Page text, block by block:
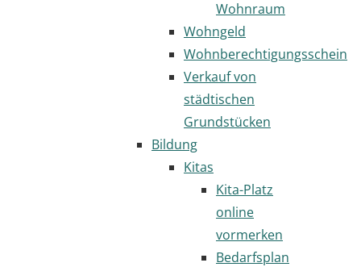
Wohnraum
Wohngeld
Wohnberechtigungsschein
Verkauf von
städtischen
Grundstücken
Bildung
Kitas
Kita-Platz
online
vormerken
Bedarfsplan